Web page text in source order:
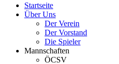
Startseite
Über Uns
Der Verein
Der Vorstand
Die Spieler
Mannschaften
ÖCSV